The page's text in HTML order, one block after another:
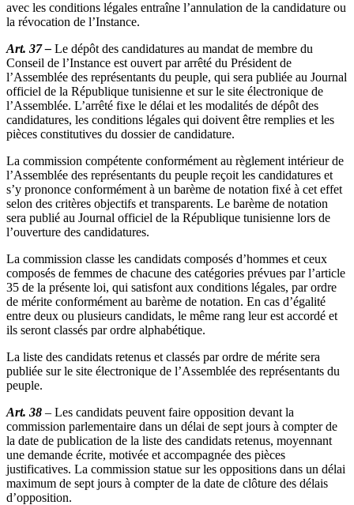
avec les conditions légales entraîne l’annulation de la candidature ou
la révocation de l’Instance.
Art. 37 – Le dépôt des candidatures au mandat de membre du
Conseil de l’Instance est ouvert par arrêté du Président de
l’Assemblée des représentants du peuple, qui sera publiée au Journal
officiel de la République tunisienne et sur le site électronique de
l’Assemblée. L’arrêté fixe le délai et les modalités de dépôt des
candidatures, les conditions légales qui doivent être remplies et les
pièces constitutives du dossier de candidature.
La commission compétente conformément au règlement intérieur de
l’Assemblée des représentants du peuple reçoit les candidatures et
s’y prononce conformément à un barème de notation fixé à cet effet
selon des critères objectifs et transparents. Le barème de notation
sera publié au Journal officiel de la République tunisienne lors de
l’ouverture des candidatures.
La commission classe les candidats composés d’hommes et ceux
composés de femmes de chacune des catégories prévues par l’article
35 de la présente loi, qui satisfont aux conditions légales, par ordre
de mérite conformément au barème de notation. En cas d’égalité
entre deux ou plusieurs candidats, le même rang leur est accordé et
ils seront classés par ordre alphabétique.
La liste des candidats retenus et classés par ordre de mérite sera
publiée sur le site électronique de l’Assemblée des représentants du
peuple.
Art. 38 – Les candidats peuvent faire opposition devant la
commission parlementaire dans un délai de sept jours à compter de
la date de publication de la liste des candidats retenus, moyennant
une demande écrite, motivée et accompagnée des pièces
justificatives. La commission statue sur les oppositions dans un délai
maximum de sept jours à compter de la date de clôture des délais
d’opposition.